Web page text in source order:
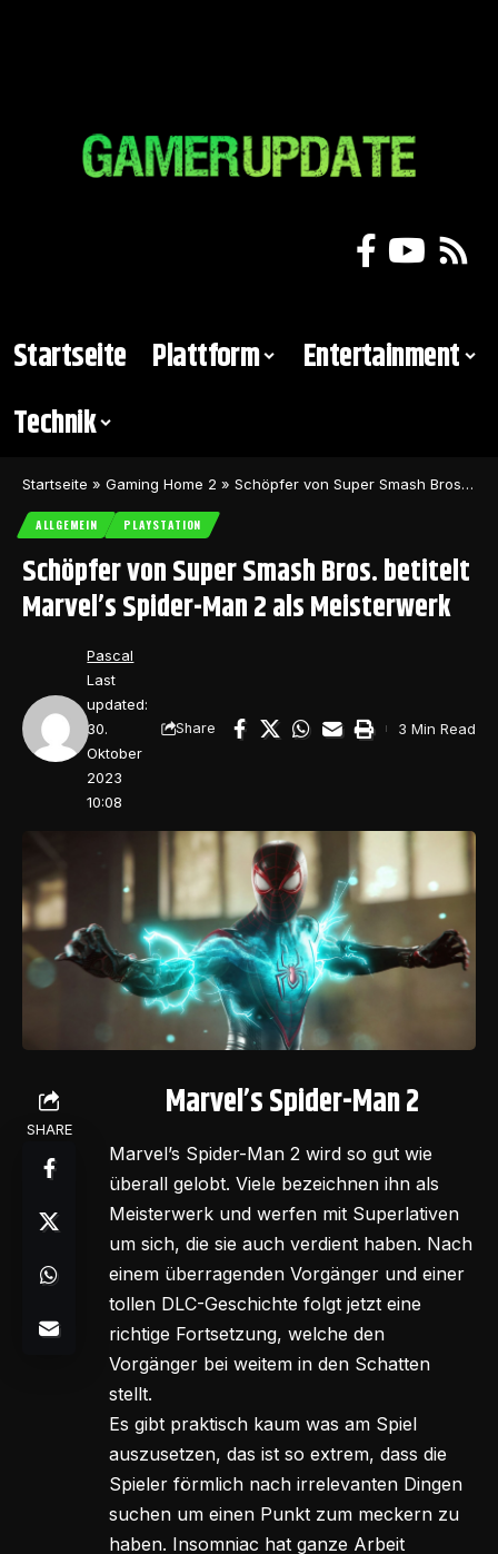
Startseite Plattform
Entertainment
Technik
Startseite » Gaming Home 2 » Schöpfer von Super Smash Bros. betitelt Marvel’s Spider-Man 2 als Meisterwerk
ALLGEMEIN PLAYSTATION
Schöpfer von Super Smash Bros. betitelt
Marvel’s Spider-Man 2 als Meisterwerk
Last
updated:
30.
Oktober
2023
10:08
Pascal
Share 3 Min Read
SHARE
Marvel’s Spider-Man 2
Marvel’s Spider-Man 2 wird so gut wie
überall gelobt. Viele bezeichnen ihn als
Meisterwerk und werfen mit Superlativen
um sich, die sie auch verdient haben. Nach
einem überragenden Vorgänger und einer
tollen DLC-Geschichte folgt jetzt eine
richtige Fortsetzung, welche den
Vorgänger bei weitem in den Schatten
stellt.
Es gibt praktisch kaum was am Spiel
auszusetzen, das ist so extrem, dass die
Spieler förmlich nach irrelevanten Dingen
suchen um einen Punkt zum meckern zu
haben. Insomniac hat ganze Arbeit